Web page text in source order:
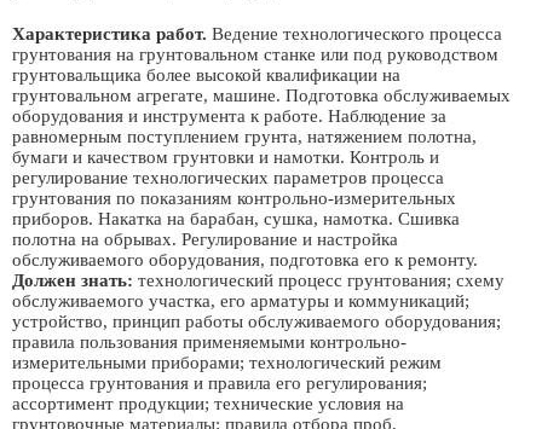
Характеристика работ. Ведение технологического процесса
грунтования на грунтовальном станке или под руководством
грунтовальщика более высокой квалификации на
грунтовальном агрегате, машине. Подготовка обслуживаемых
оборудования и инструмента к работе. Наблюдение за
равномерным поступлением грунта, натяжением полотна,
бумаги и качеством грунтовки и намотки. Контроль и
регулирование технологических параметров процесса
грунтования по показаниям контрольно-измерительных
приборов. Накатка на барабан, сушка, намотка. Сшивка
полотна на обрывах. Регулирование и настройка
обслуживаемого оборудования, подготовка его к ремонту.
Должен знать: технологический процесс грунтования; схему
обслуживаемого участка, его арматуры и коммуникаций;
устройство, принцип работы обслуживаемого оборудования;
правила пользования применяемыми контрольно-
измерительными приборами; технологический режим
процесса грунтования и правила его регулирования;
ассортимент продукции; технические условия на
грунтовочные материалы; правила отбора проб.